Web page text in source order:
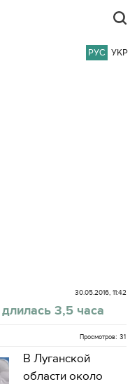
РУС УКР
30.05.2016, 11:42
3,5 часа
Просмотров: 31
В Луганской
области около